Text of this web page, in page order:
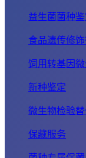
益生菌菌种
食品遗传修
饲用转基因
新种鉴定
微生物检验
保藏服务